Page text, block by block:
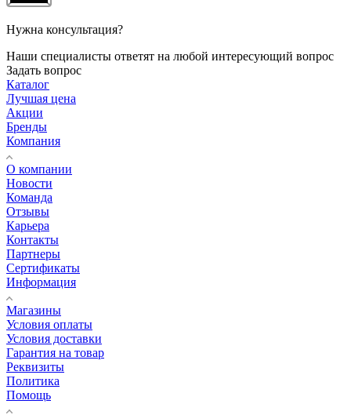
Нужна консультация?
Наши специалисты ответят на любой интересующий вопрос
Задать вопрос
Каталог
Лучшая цена
Акции
Бренды
Компания
О компании
Новости
Команда
Отзывы
Карьера
Контакты
Партнеры
Сертификаты
Информация
Магазины
Условия оплаты
Условия доставки
Гарантия на товар
Реквизиты
Политика
Помощь